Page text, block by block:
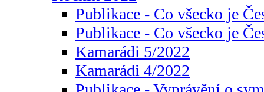
Publikace - Co všecko je
Publikace - Co všecko je
Kamarádi 5/2022
Kamarádi 4/2022